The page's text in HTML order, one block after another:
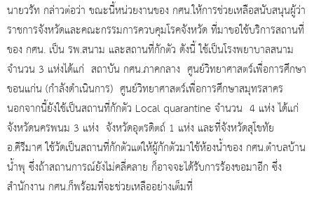
นายวรัท กล่าวต่อว่า ขณะนี้หน่วยงานของ กศน.ให้การช่วยเหลือสนับสนุนผู้ว่า
ราชการจังหวัดและคณะกรรมการควบคุมโรคจังหวัด ที่มาขอใช้บริการสถานที่
ของ กศน. เป็น รพ.สนาม และสถานที่กักตัว ดังนี้ ใช้เป็นโรงพยาบาลสนาม
จำนวน 3 แห่งได้แก่ สถาบัน กศน.ภาคกลาง ศูนย์วิทยาศาสตร์เพื่อการศึกษา
ขอนแก่น (กำลังดำเนินการ) ศูนย์วิทยาศาสตร์เพื่อการศึกษาสมุทรสาคร
นอกจากนี้ยังใช้เป็นสถานที่กักตัว Local quarantine จำนวน 4 แห่ง ได้แก่
จังหวัดนครพนม 3 แห่ง จังหวัดอุตรดิตถ์ 1 แห่ง และที่จังหวัดสุโขทัย
อ.คีรีมาศ ใช้วัดเป็นสถานที่กักตัวแต่ให้ผู้กักตัวมาใช้ห้องน้ำของ กศน.ตำบลบ้าน
น้ำพุ ซึ่งถ้าสถานการณ์ยังไม่คลี่คลาย ก็อาจจะได้รับการร้องขอมาอีก ซึ่ง
สำนักงาน กศน.ก็พร้อมที่จะช่วยเหลืออย่างเต็มที่